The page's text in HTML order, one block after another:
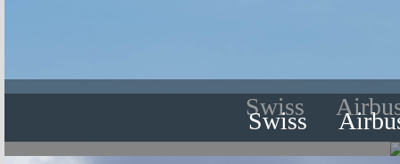
Swiss
Swiss